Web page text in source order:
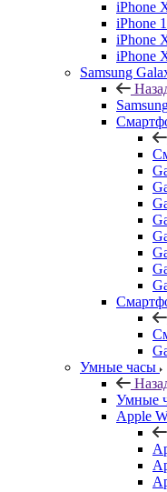
iPhone
iPhone
iPhone
iPhone
Samsung
Умные часы
Умные
Apple